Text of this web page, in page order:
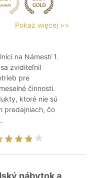
Pokaż więcej >>
na Námestí 1.
zviditeľnil
pre
činnosti.
ktoré nie sú
predajniach, čo
nábytok a